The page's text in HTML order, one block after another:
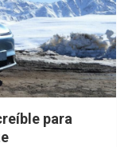
para